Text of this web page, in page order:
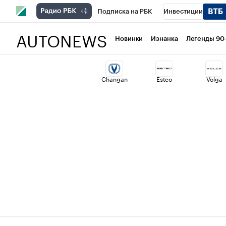
Подписка на РБК Инвестиции
Национальные проекты Город
Кредитные рейтинги Франшизы
AUTONEWS Новинки Изнанка Легенды
Changan Esteo Volga